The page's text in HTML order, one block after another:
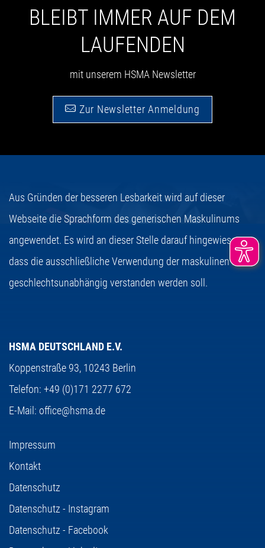
BLEIBT IMMER AUF DEM
LAUFENDEN
mit unserem HSMA Newsletter
Zur Newsletter Anmeldung
Aus Gründen der besseren Lesbarkeit wird auf dieser
Webseite die Sprachform des generischen Maskulinums
angewendet. Es wird an dieser Stelle darauf hingewiesen,
dass die ausschließliche Verwendung der maskulinen Form
geschlechtsunabhängig verstanden werden soll.
HSMA DEUTSCHLAND E.V.
Koppenstraße 93, 10243 Berlin
Telefon: +49 (0)171 2277 672
E-Mail: office@hsma.de
Impressum
Kontakt
Datenschutz
Datenschutz - Instagram
Datenschutz - Facebook